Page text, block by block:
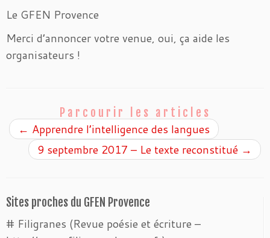
Le GFEN Provence
Merci d’annoncer votre venue, oui, ça aide les
organisateurs !
Parcourir les articles
← Apprendre l’intelligence des langues
9 septembre 2017 – Le texte reconstitué →
Sites proches du GFEN Provence
# Filigranes (Revue poésie et écriture –